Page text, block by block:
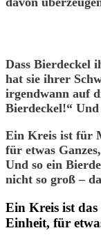
Dass Bierdeckel
hat sie ihrer
irgendwann auf
Bierdeckel!“ Und
Ein Kreis ist für
für etwas
Und so ein
nicht so groß –
Ein Kreis ist
Einheit, für